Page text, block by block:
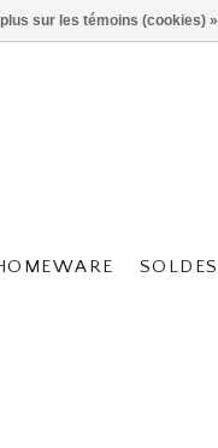
SOLDES
sur les témoins (cookies) »